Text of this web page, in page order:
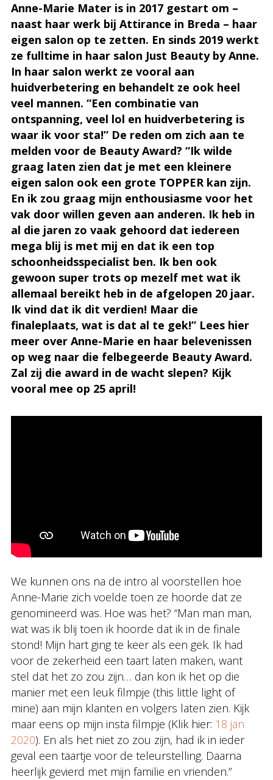
Anne-Marie Mater is in 2017 gestart om –
naast haar werk bij Attirance in Breda – haar
eigen salon op te zetten. En sinds 2019 werkt
ze fulltime in haar salon Just Beauty by Anne.
In haar salon werkt ze vooral aan
huidverbetering en behandelt ze ook heel
veel mannen. “Een combinatie van
ontspanning, veel lol en huidverbetering is
waar ik voor sta!” De reden om zich aan te
melden voor de Beauty Award? “Ik wilde
graag laten zien dat je met een kleinere
eigen salon ook een grote TOPPER kan zijn.
En ik zou graag mijn enthousiasme voor het
vak door willen geven aan anderen. Ik heb in
al die jaren zo vaak gehoord dat iedereen
mega blij is met mij en dat ik een top
schoonheidsspecialist ben. Ik ben ook
gewoon super trots op mezelf met wat ik
allemaal bereikt heb in de afgelopen 20 jaar.
Ik vind dat ik dit verdien! Maar die
finaleplaats, wat is dat al te gek!” Lees hier
meer over Anne-Marie en haar belevenissen
op weg naar die felbegeerde Beauty Award.
Zal zij die award in de wacht slepen? Kijk
vooral mee op 25 april!
We kunnen ons na de intro al voorstellen hoe
Anne-Marie zich voelde toen ze hoorde dat ze
genomineerd was. Hoe was het? “Man man man,
wat was ik blij toen ik hoorde dat ik in de finale
stond! Mijn hart ging te keer als een gek. Ik had
voor de zekerheid een taart laten maken, want
stel dat het zo zou zijn… dan kon ik het op die
manier met een leuk filmpje (this little light of
mine) aan mijn klanten en volgers laten zien. Kijk
maar eens op mijn insta filmpje (Klik hier: 18 jan
2020). En als het niet zo zou zijn, had ik in ieder
geval een taartje voor de teleurstelling. Daarna
heerlijk gevierd met mijn familie en vrienden.”